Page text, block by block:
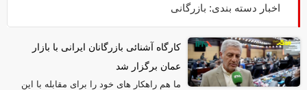
اخبار دسته بندی: بازرگانی
کارگاه آشنائی بازرگانان ایرانی با بازار
عمان برگزار شد
ما هم راهکار های خود را برای مقابله با این